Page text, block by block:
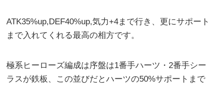
ATK35%up,DEF40%up,気力+4まで行き、更にサポート
まで入れてくれる最高の相方です。
極系ヒーローズ編成は序盤は1番手ハーツ・2番手シー
ラスが鉄板、この並びだとハーツの50%サポートまで